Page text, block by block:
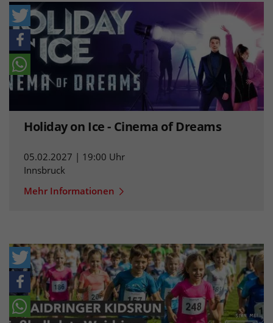
Holiday on Ice - Cinema of Dreams
05.02.2027 | 19:00 Uhr
Innsbruck
Mehr Informationen